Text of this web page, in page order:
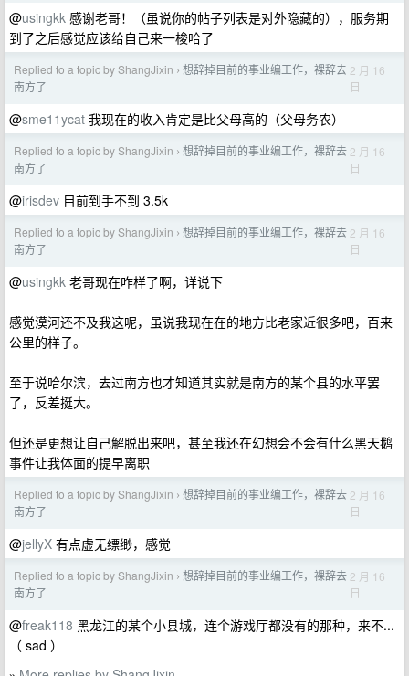
@usingkk 感谢老哥！（虽说你的帖子列表是对外隐藏的），服务期
到了之后感觉应该给自己来一梭哈了
Replied to a topic by ShangJixin › 想辞掉目前的事业编工作，裸辞去
南方了
2 月 16
日
@sme11ycat 我现在的收入肯定是比父母高的（父母务农）
Replied to a topic by ShangJixin › 想辞掉目前的事业编工作，裸辞去
南方了
2 月 16
日
@irisdev 目前到手不到 3.5k
Replied to a topic by ShangJixin › 想辞掉目前的事业编工作，裸辞去
南方了
2 月 16
日
@usingkk 老哥现在咋样了啊，详说下
感觉漠河还不及我这呢，虽说我现在在的地方比老家近很多吧，百来
公里的样子。
至于说哈尔滨，去过南方也才知道其实就是南方的某个县的水平罢
了，反差挺大。
但还是更想让自己解脱出来吧，甚至我还在幻想会不会有什么黑天鹅
事件让我体面的提早离职
Replied to a topic by ShangJixin › 想辞掉目前的事业编工作，裸辞去
南方了
2 月 16
日
@jellyX 有点虚无缥缈，感觉
Replied to a topic by ShangJixin › 想辞掉目前的事业编工作，裸辞去
南方了
2 月 16
日
@freak118 黑龙江的某个小县城，连个游戏厅都没有的那种，来不...
（ sad ）